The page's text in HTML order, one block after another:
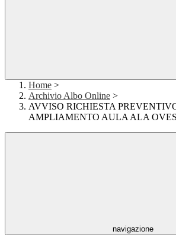
Home >
Archivio Albo Online >
AVVISO RICHIESTA
AMPLIAMENTO AULA ALA
navigazione